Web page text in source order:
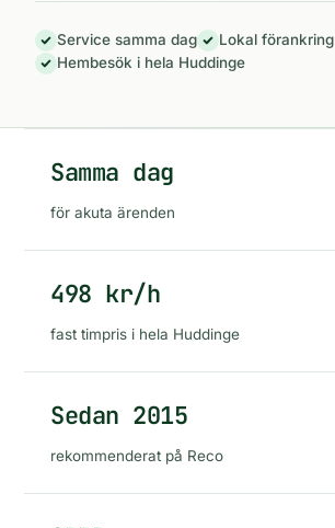
Service samma dag
Lokal förankring
Hembesök i hela Huddinge
Samma dag
för akuta ärenden
498 kr/h
fast timpris i hela Huddinge
Sedan 2015
rekommenderat på Reco